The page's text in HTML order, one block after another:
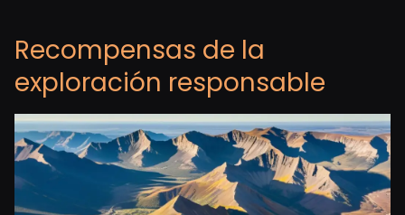
Recompensas de la
exploración responsable